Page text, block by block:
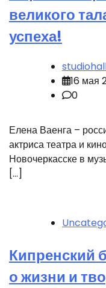
великого
успеха!
16 мая
0
Елена Ваенга –
актриса театра и
Новочеркасске в
[…]
Кипренский
о жизни и